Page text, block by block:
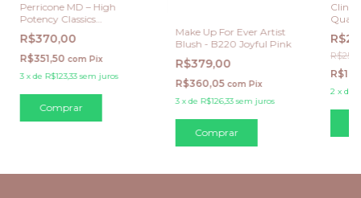
Perricone MD – High
Potency Classics
Hyaluronic Intensive
Moisturizer 30 ML
R$370,00
R$351,50 com Pix
3 xde R$123,33 sem juros
Make Up For Ever Artist
Blush - B220 Joyful Pink
R$379,00
R$360,05 com Pix
3 xde R$126,33 sem juros
Quad
3,3 g
2 x de